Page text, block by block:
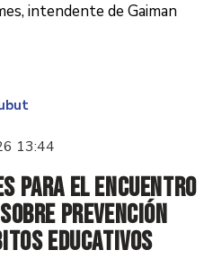
intendente de Gaiman
13:44
para el encuentro
prevención
educativos